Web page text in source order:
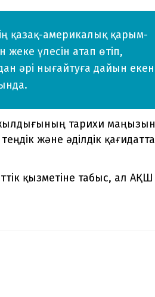
қазақ-америкалық қарым-
үлесін атап өтіп,
әрі нығайтуға дайын
тарихи
және әділдік
қызметіне табыс, ал